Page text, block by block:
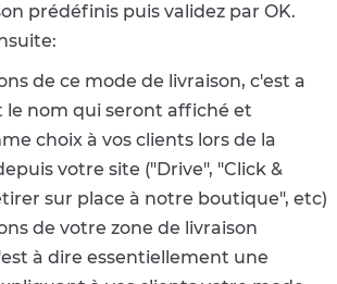
prédéfinis puis validez par OK.
de ce mode de livraison, c'est a
le nom qui seront affiché et
choix à vos clients lors de la
votre site ("Drive", "Click &
sur place à notre boutique", etc)
de votre zone de livraison
à dire essentiellement une